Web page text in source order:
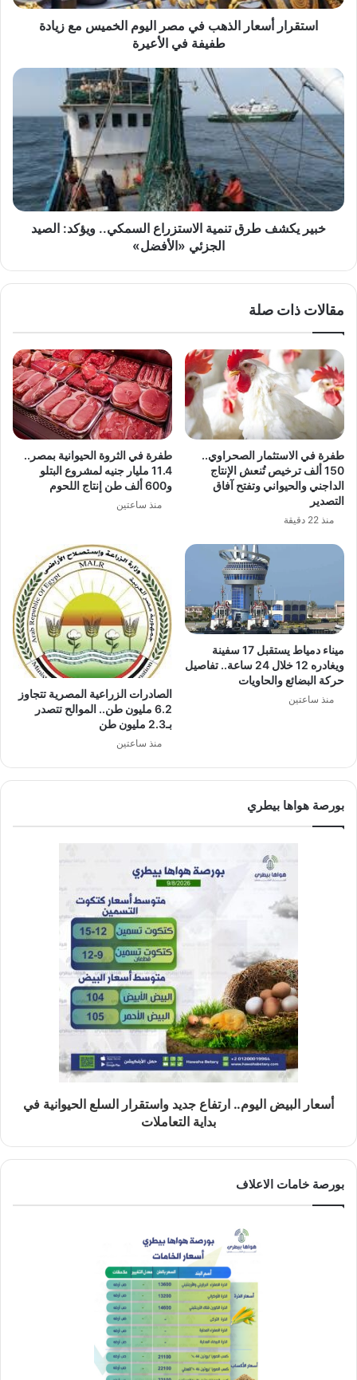
زيادة
طفيفةاستقرار أسعار الذهب في مصر اليوم الخميس مع زيادة
طفيفة في الأعيرة
خبير
يكشف
طرق
تنمية
الاستزراع
السمكي..
ويؤكد:
الصيد
الجزئي
«الأفضل»خبير يكشف طرق تنمية الاستزراع السمكي.. ويؤكد: الصيد
الجزئي «الأفضل»
مقالات ذات صلة
طفرة في الاستثمار الصحراوي..
150 ألف ترخيص تُنعش الإنتاج
الداجني والحيواني وتفتح آفاق
التصدير
منذ 22 دقيقة
طفرة في الثروة الحيوانية بمصر..
11.4 مليار جنيه لمشروع البتلو
و600 ألف طن إنتاج اللحوم
منذ ساعتين
ميناء دمياط يستقبل 17 سفينة
ويغادره 12 خلال 24 ساعة.. تفاصيل
حركة البضائع والحاويات
منذ ساعتين
الصادرات الزراعية المصرية تتجاوز
6.2 مليون طن.. الموالح تتصدر
بـ2.3 مليون طن
منذ ساعتين
بورصة هواها بيطري
أسعار البيض اليوم.. ارتفاع جديد واستقرار السلع الحيوانية في
بداية التعاملات
بورصة خامات الاعلاف